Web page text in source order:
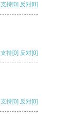
支持[0] 反对[0]
支持[0] 反对[0]
支持[0] 反对[0]